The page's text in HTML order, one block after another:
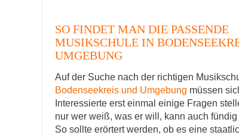
Musikschule in Salem
Musikschulen Preise und Anmeldung
SO FINDET MAN DIE PASSENDE
MUSIKSCHULE IN
UMGEBUNG
Auf der Suche nach der richtigen
Bodenseekreis und Umgebung müssen
Interessierte erst einmal einige Fragen
nur wer weiß, was er will, kann auch fündig
So sollte erörtert werden, ob es eine